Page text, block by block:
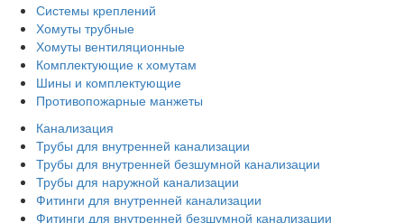
Системы креплений
Хомуты трубные
Хомуты вентиляционные
Комплектующие к хомутам
Шины и комплектующие
Противопожарные манжеты
Канализация
Трубы для внутренней канализации
Трубы для внутренней безшумной канализации
Трубы для наружной канализации
Фитинги для внутренней канализации
Фитинги для внутренней безшумной канализации